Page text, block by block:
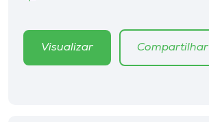
Visualizar Compartilhar